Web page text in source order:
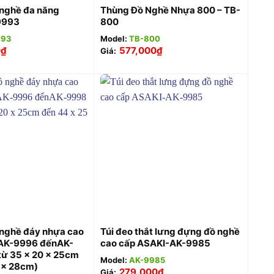
đa năng
₫
Thùng Đồ Nghề Nhựa 800 – TB-
800
Model: TB-800
Giá: 577,000₫
đáy nhựa cao
9996 đếnAK-
35 x 20 x 25cm
28cm)
Túi đeo thắt lưng đựng đồ nghề
cao cấp ASAKI-AK-9985
Model: AK-9985